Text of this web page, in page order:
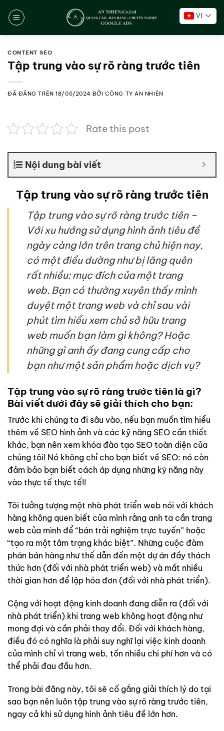
đến
VI
CONTENT SEO
Tập trung vào sự rõ ràng trước tiên
ĐÃ ĐĂNG TRÊN18/05/2024 BỞI CÔNG TY AN NHIÊN
Rate this post
Nội dung bài viết
Tập trung vào sự rõ ràng trước tiên
Tập trung vào sự rõ ràng trước tiên –
Với xu hướng sử dụng hình ảnh tiêu đề
ngày càng lớn trên trang chủ hiện nay,
có một điều dường như bị lãng quên
rất nhiều: mục đích của một trang
web. Bạn có thường xuyên thấy mình
duyệt một trang web và chỉ sau vài
phút tìm hiểu xem chủ sở hữu trang
web muốn bạn làm gì không? Hoặc
những gì anh ấy đang cung cấp cho
bạn như một sản phẩm hoặc dịch vụ?
Tập trung vào sự rõ ràng trước tiên là gì?
Bài viết dưới đây sẽ giải thích cho bạn:
Trước khi chúng ta đi sâu vào, nếu bạn muốn tìm hiểu
thêm về SEO hình ảnh và các kỹ năng SEO cần thiết
khác, bạn nên xem khóa đào tạo SEO toàn diện của
chúng tôi! Nó không chỉ cho bạn biết về SEO: nó còn
đảm bảo bạn biết cách áp dụng những kỹ năng này
vào thực tế thực tế!!
Tôi tưởng tượng một nhà phát triển web nói với khách
hàng không quen biết của mình rằng anh ta cần trang
web của mình để “bán trải nghiệm trực tuyến” hoặc
“tạo ra một tâm trạng khác biệt”. Những cuộc đàm
phán bán hàng như thế dẫn đến một dự án đầy thách
thức hơn (đối với nhà phát triển web) và mất nhiều
thời gian hơn để lập hóa đơn (đối với nhà phát triển).
Cộng với hoạt động kinh doanh đang diễn ra (đối với
nhà phát triển) khi trang web không hoạt động như
mong đợi và cần phải thay đổi. Đối với khách hàng,
điều đó có nghĩa là phải suy nghĩ lại việc kinh doanh
của mình chỉ vì trang web, tốn nhiều chi phí hơn và có
thể phải đau đầu hơn.
Trong bài đăng này, tôi sẽ cố gắng giải thích lý do tại
sao bạn nên luôn tập trung vào sự rõ ràng trước tiên,
ngay cả khi sử dụng hình ảnh tiêu đề lớn hơn.